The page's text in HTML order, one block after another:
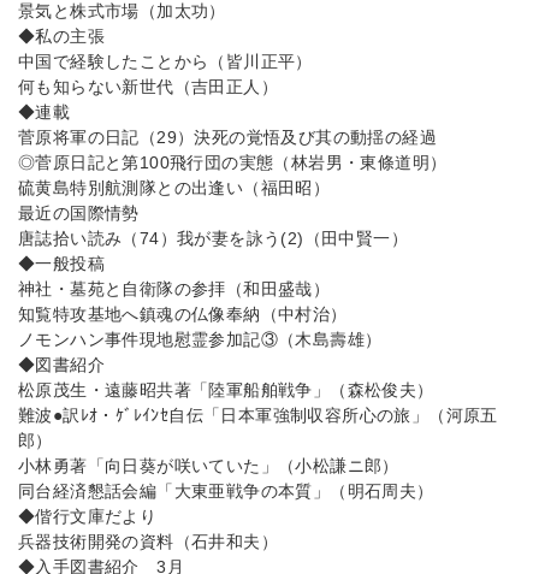
景気と株式市場（加太功）
◆私の主張
中国で経験したことから（皆川正平）
何も知らない新世代（吉田正人）
◆連載
菅原将軍の日記（29）決死の覚悟及び其の動揺の経過
◎菅原日記と第100飛行団の実態（林岩男・東條道明）
硫黄島特別航測隊との出逢い（福田昭）
最近の国際情勢
唐誌拾い読み（74）我が妻を詠う(2)（田中賢一）
◆一般投稿
神社・墓苑と自衛隊の参拝（和田盛哉）
知覧特攻基地へ鎮魂の仏像奉納（中村治）
ノモンハン事件現地慰霊参加記③（木島壽雄）
◆図書紹介
松原茂生・遠藤昭共著「陸軍船舶戦争」（森松俊夫）
難波●訳ﾚｵ・ｹﾞﾚｲﾝｾ自伝「日本軍強制収容所心の旅」（河原五
郎）
小林勇著「向日葵が咲いていた」（小松謙ニ郎）
同台経済懇話会編「大東亜戦争の本質」（明石周夫）
◆偕行文庫だより
兵器技術開発の資料（石井和夫）
◆入手図書紹介 3月